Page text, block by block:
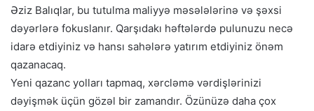
Əziz Balıqlar, bu tutulma maliyyə məsələlərinə və şəxsi
dəyərlərə fokuslanır. Qarşıdakı həftələrdə pulunuzu necə
idarə etdiyiniz və hansı sahələrə yatırım etdiyiniz önəm
qazanacaq.
Yeni qazanc yolları tapmaq, xərcləmə vərdişlərinizi
dəyişmək üçün gözəl bir zamandır. Özünüzə daha çox